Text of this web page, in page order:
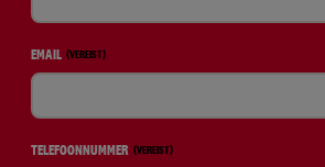
EMAIL (VEREIST)
TELEFOONNUMMER (VEREIST)